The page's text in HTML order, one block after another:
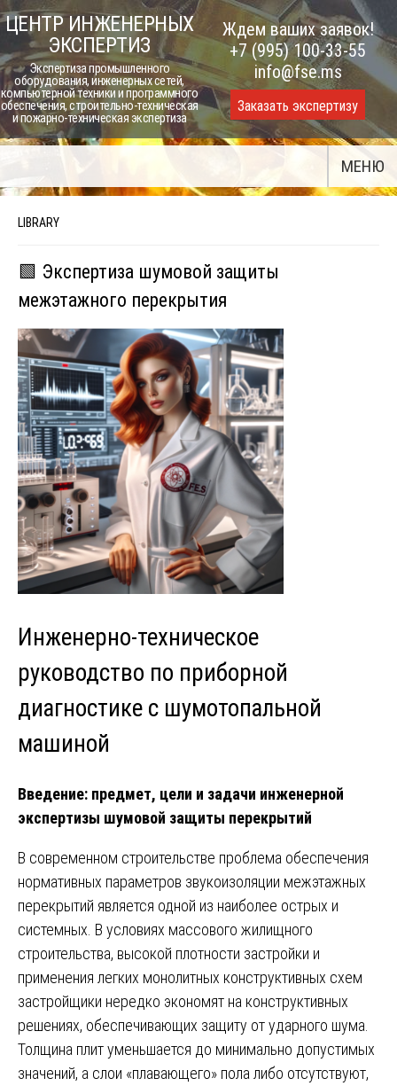
Skip
to
content
ЦЕНТР ИНЖЕНЕРНЫХ
ЭКСПЕРТИЗ
Экспертиза промышленного
оборудования, инженерных сетей,
компьютерной техники и программного
обеспечения, строительно-техническая
и пожарно-техническая экспертиза
Ждем ваших заявок!
+7 (995) 100-33-55
info@fse.ms
Заказать экспертизу
МЕНЮ
LIBRARY
🟩 Экспертиза шумовой защиты
межэтажного перекрытия
Инженерно-техническое
руководство по приборной
диагностике с шумотопальной
машиной
Введение: предмет, цели и задачи инженерной
экспертизы шумовой защиты перекрытий
В современном строительстве проблема обеспечения
нормативных параметров звукоизоляции межэтажных
перекрытий является одной из наиболее острых и
системных. В условиях массового жилищного
строительства, высокой плотности застройки и
применения легких монолитных конструктивных схем
застройщики нередко экономят на конструктивных
решениях, обеспечивающих защиту от ударного шума.
Толщина плит уменьшается до минимально допустимых
значений, а слои «плавающего» пола либо отсутствуют,